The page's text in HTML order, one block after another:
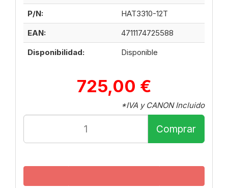
P/N:
HAT3310-12T
EAN:
4711174725588
Disponibilidad:
Disponible
725,00 €
*IVA y CANON Incluido
Comprar